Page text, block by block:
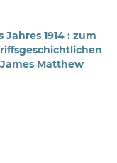
1914 : zum
Matthew